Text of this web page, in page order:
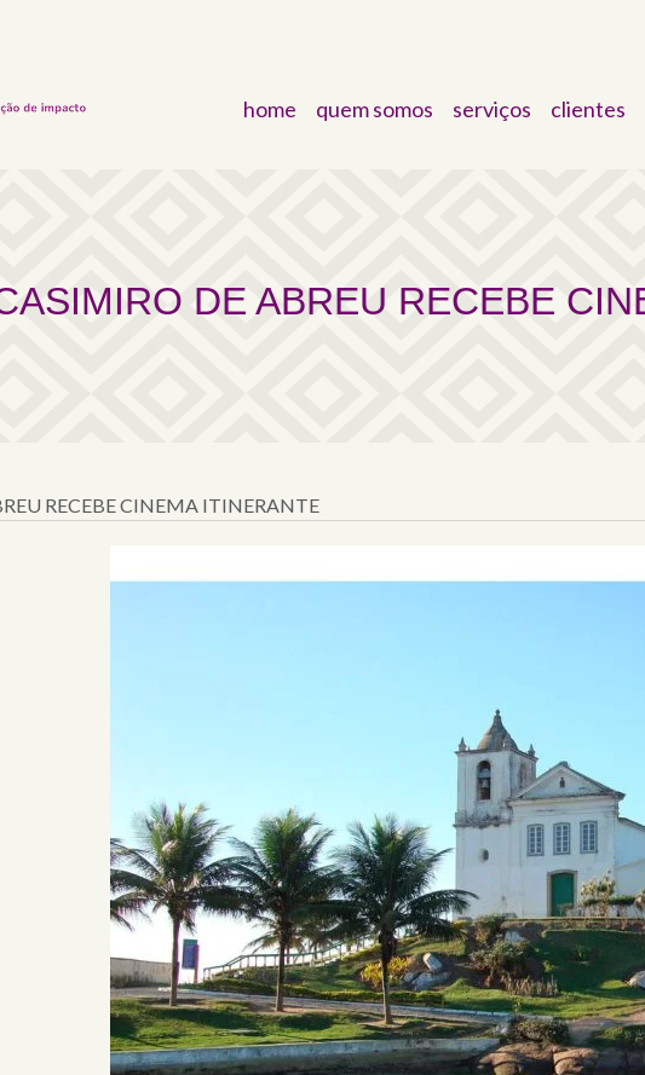
home quem somos serviços clientes
DE ABREU RECEBE
RECEBE CINEMA ITINERANTE